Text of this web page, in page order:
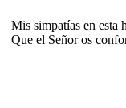
Mis simpatías en esta
Que el Señor os